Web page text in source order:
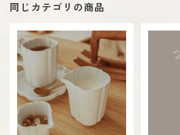
同じカテゴリの商品